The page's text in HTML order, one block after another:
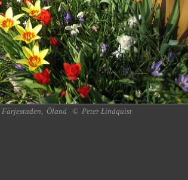
Färjestaden, Öland © Peter Lindquist